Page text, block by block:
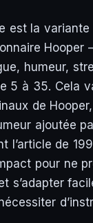
est la
humeur,
5 à 35. Cela
de
ajoutée
l’article de
pour ne
s’adapter